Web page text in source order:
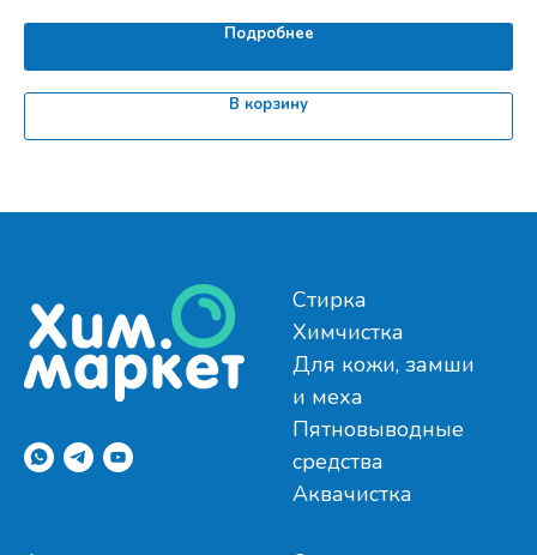
Подробнее
В корзину
Стирка
Химчистка
Для кожи, замши
и меха
Пятновыводные
средства
Аквачистка